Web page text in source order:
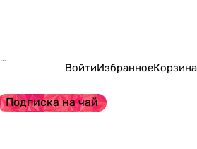
Каталог
ВойтиИзбранноеКорзина
Подписка на чай